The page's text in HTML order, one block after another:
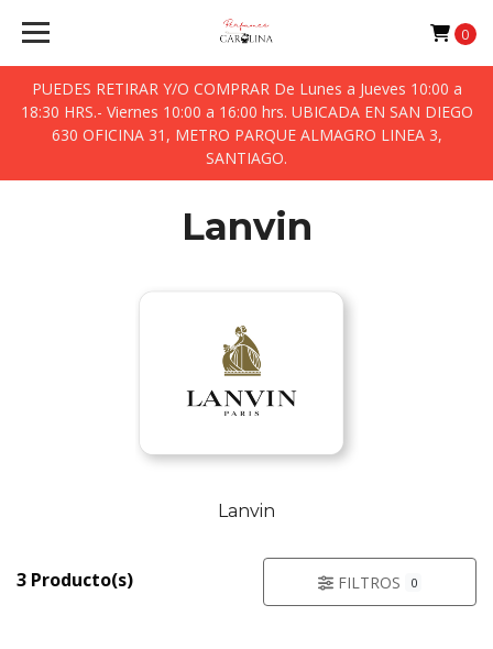
PUEDES RETIRAR Y/O COMPRAR De Lunes a Jueves 10:00 a
18:30 HRS.- Viernes 10:00 a 16:00 hrs. UBICADA EN SAN DIEGO
630 OFICINA 31, METRO PARQUE ALMAGRO LINEA 3,
SANTIAGO.
0
Lanvin
Lanvin
3 Producto(s) FILTROS 0